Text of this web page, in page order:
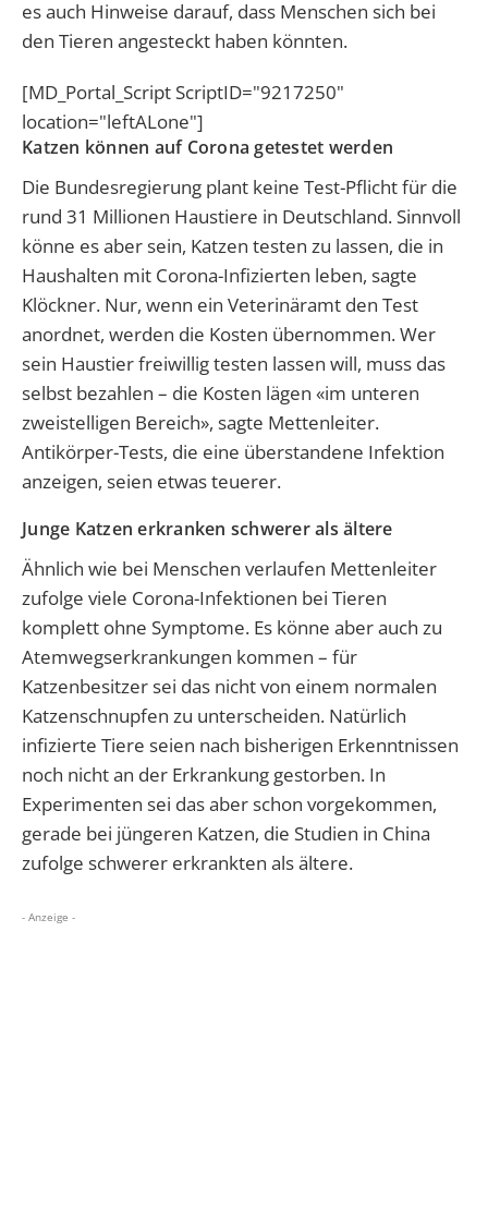
es auch Hinweise darauf, dass Menschen sich bei
den Tieren angesteckt haben könnten.
[MD_Portal_Script ScriptID="9217250"
location="leftALone"]
Katzen können auf Corona getestet werden
Die Bundesregierung plant keine Test-Pflicht für die
rund 31 Millionen Haustiere in Deutschland. Sinnvoll
könne es aber sein, Katzen testen zu lassen, die in
Haushalten mit Corona-Infizierten leben, sagte
Klöckner. Nur, wenn ein Veterinäramt den Test
anordnet, werden die Kosten übernommen. Wer
sein Haustier freiwillig testen lassen will, muss das
selbst bezahlen – die Kosten lägen «im unteren
zweistelligen Bereich», sagte Mettenleiter.
Antikörper-Tests, die eine überstandene Infektion
anzeigen, seien etwas teuerer.
Junge Katzen erkranken schwerer als ältere
Ähnlich wie bei Menschen verlaufen Mettenleiter
zufolge viele Corona-Infektionen bei Tieren
komplett ohne Symptome. Es könne aber auch zu
Atemwegserkrankungen kommen – für
Katzenbesitzer sei das nicht von einem normalen
Katzenschnupfen zu unterscheiden. Natürlich
infizierte Tiere seien nach bisherigen Erkenntnissen
noch nicht an der Erkrankung gestorben. In
Experimenten sei das aber schon vorgekommen,
gerade bei jüngeren Katzen, die Studien in China
zufolge schwerer erkrankten als ältere.
- Anzeige -